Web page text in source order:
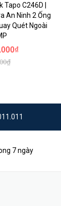
Tapo C246D |
An Ninh 2 Ống
Quét Ngoài
7 ngày